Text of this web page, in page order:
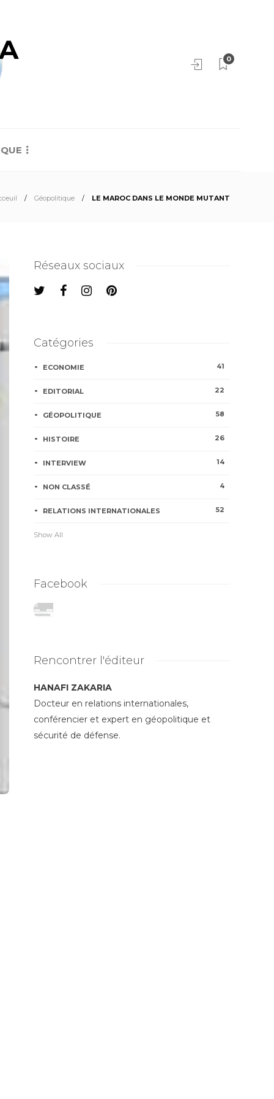
0
Géopolitique LE MAROC DANS LE MONDE MUTANT
Réseaux sociaux
Catégories
ECONOMIE 41
EDITORIAL 22
GÉOPOLITIQUE 58
HISTOIRE 26
INTERVIEW 14
NON CLASSÉ 4
RELATIONS INTERNATIONALES 52
Show All
Facebook
Rencontrer l'éditeur
HANAFI ZAKARIA
Docteur en relations internationales,
conférencier et expert en géopolitique et
sécurité de défense.